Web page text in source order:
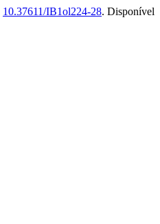
10.37611/IB1ol224-28. Disponível